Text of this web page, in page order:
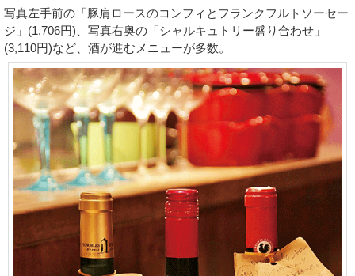
写真左手前の「豚肩ロースのコンフィとフランクフルトソーセー
ジ」(1,706円)、写真右奥の「シャルキュトリー盛り合わせ」
(3,110円)など、酒が進むメニューが多数。